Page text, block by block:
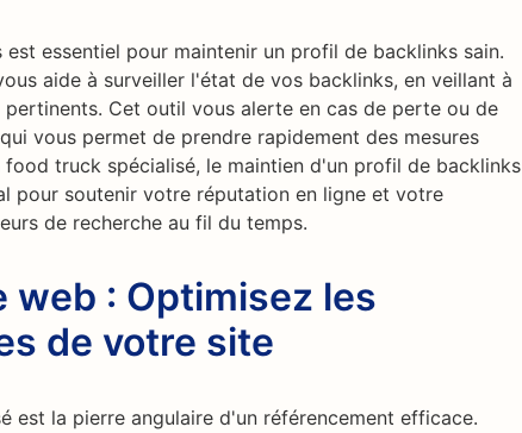
essentiel pour maintenir un profil de backlinks sain.
aide à surveiller l'état de vos backlinks, en veillant à
Cet outil vous alerte en cas de perte ou de
vous permet de prendre rapidement des mesures
food truck spécialisé, le maintien d'un profil de backlinks
pour soutenir votre réputation en ligne et votre
de recherche au fil du temps.
web : Optimisez les
de votre site
est la pierre angulaire d'un référencement efficace.